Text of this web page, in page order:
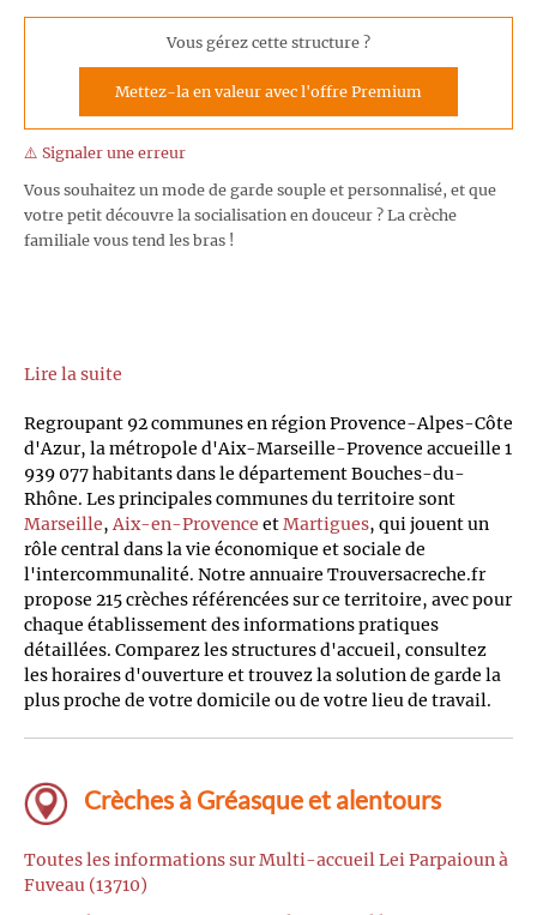
Vous gérez cette structure ?
Mettez-la en valeur avec l'offre Premium
⚠️ Signaler une erreur
Vous souhaitez un mode de garde souple et personnalisé, et que
votre petit découvre la socialisation en douceur ? La crèche
familiale vous tend les bras !
Lire la suite
Regroupant 92 communes en région Provence-Alpes-Côte
d'Azur, la métropole d'Aix-Marseille-Provence accueille 1
939 077 habitants dans le département Bouches-du-
Rhône. Les principales communes du territoire sont
Marseille,Aix-en-Provence etMartigues, qui jouent un
rôle central dans la vie économique et sociale de
l'intercommunalité. Notre annuaire Trouversacreche.fr
propose 215 crèches référencées sur ce territoire, avec pour
chaque établissement des informations pratiques
détaillées. Comparez les structures d'accueil, consultez
les horaires d'ouverture et trouvez la solution de garde la
plus proche de votre domicile ou de votre lieu de travail.
Crèches à Gréasque et alentours
Toutes les informations sur Multi-accueil Lei Parpaioun à
Fuveau (13710)